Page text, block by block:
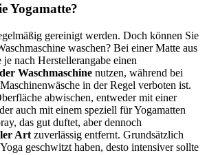
Yogamatte?
gereinigt werden. Doch können Sie
waschen? Bei einer Matte aus
nach Herstellerangabe einen
Waschmaschine nutzen, während bei
in der Regel verboten ist.
abwischen, entweder mit einer
auch mit einem speziell für Yogamatten
das gut duftet, aber dennoch
Art zuverlässig entfernt. Grundsätzlich
geschwitzt haben, desto intensiver sollte